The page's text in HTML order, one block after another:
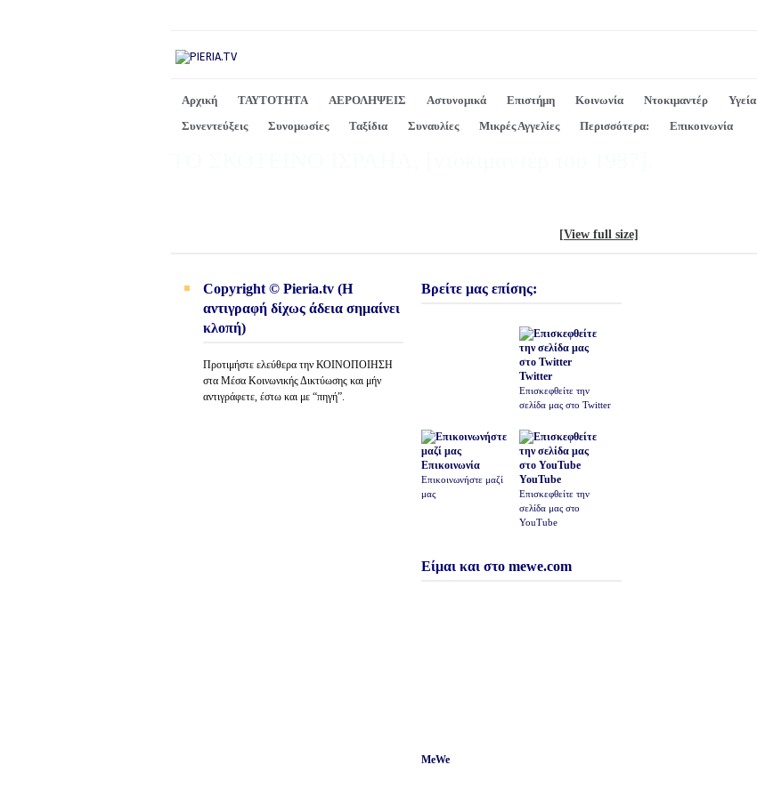
Αρχική ΤΑΥΤΟΤΗΤΑ ΑΕΡΟΛΗΨΕΙΣ Αστυνομικά Επιστήμη Κοινωνία Ντοκιμαντέρ Υγεία
Συνεντεύξεις
Συνομωσίες Ταξίδια Συναυλίες Μικρές Αγγελίες Περισσότερα: Επικοινωνία
[View full size]
Copyright © Pieria.tv (Η
αντιγραφή δίχως άδεια σημαίνει
κλοπή)
Προτιμήστε ελεύθερα την ΚΟΙΝΟΠΟΙΗΣΗ
στα Μέσα Κοινωνικής Δικτύωσης και μήν
αντιγράφετε, έστω και με “πηγή”.
Βρείτε μας επίσης:
Twitter
Επισκεφθείτε την
σελίδα μας στο Twitter
Επικοινωνία
Επικοινωνήστε μαζί
μας
YouTube
Επισκεφθείτε την
σελίδα μας στο
YouTube
Είμαι και στο mewe.com
MeWe